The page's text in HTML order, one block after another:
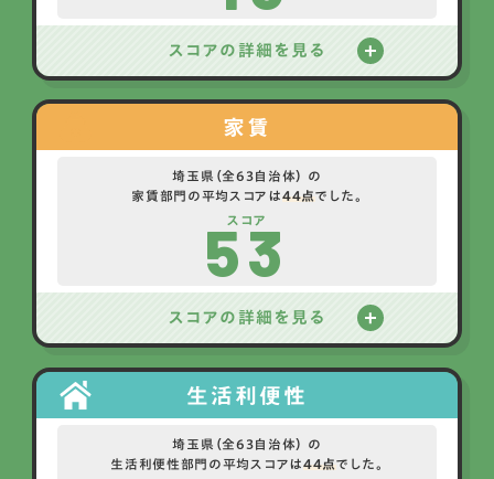
スコアの詳細を見る
家賃
埼玉県（全63自治体） の
家賃部門の平均スコアは44点でした。
スコア
53
スコアの詳細を見る
生活利便性
埼玉県（全63自治体） の
生活利便性部門の平均スコアは44点でした。